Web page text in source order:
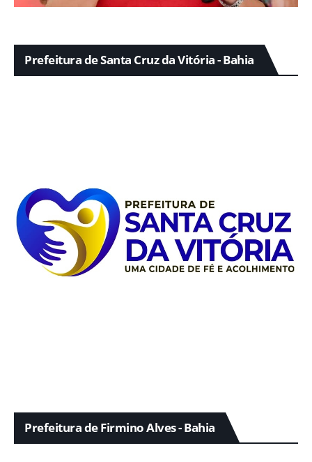
Prefeitura de Santa Cruz da Vitória - Bahia
Prefeitura de Firmino Alves - Bahia